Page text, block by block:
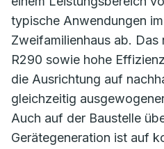
typische Anwendungen
Zweifamilienhaus ab. Das
R290 sowie hohe
die Ausrichtung auf
gleichzeitig
Auch auf der Baustelle
Gerätegeneration ist auf